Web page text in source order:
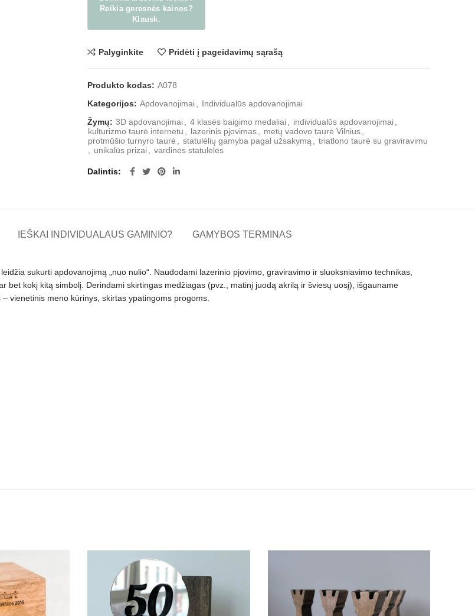
Palyginkite Pridėti į pageidavimų sąrašą
Produkto kodas: A078
Kategorijos: Apdovanojimai
Individualūs apdovanojimai
Žymų: 3D apdovanojimai 4 klasės baigimo medaliai individualūs apdovanojimai
kulturizmo taurė internetu
lazerinis pjovimas metų vadovo taurė Vilnius
protmūšio turnyro taurė
statulėlių gamyba pagal užsakymą
triatlono taurė su graviravimu
unikalūs prizai vardinės statulėlės
Dalintis
IEŠKAI INDIVIDUALAUS GAMINIO? GAMYBOS TERMINAS
sukurti apdovanojimą „nuo nulio“. Naudodami lazerinio pjovimo, graviravimo ir sluoksniavimo technikas,
kokį kitą simbolį. Derindami skirtingas medžiagas (pvz., matinį juodą akrilą ir šviesų uosį), išgauname
vienetinis meno kūrinys, skirtas ypatingoms progoms.